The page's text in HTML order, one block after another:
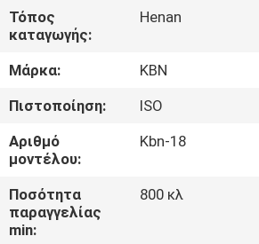
ΠΕΡΊΠΟΥ
ΕΜΕΊΣ
ΓΎΡΟΣ
ΕΡΓΟΣΤΑΣΊΩΝ
ΠΟΙΟΤΙΚΌΣ
ΈΛΕΓΧΟΣ
Τόπος
καταγωγής:
Henan
Μάρκα:
KBN
Πιστοποίηση:
ISO
Αριθμό
μοντέλου:
Kbn-18
Ποσότητα
παραγγελίας
min:
800 κλ